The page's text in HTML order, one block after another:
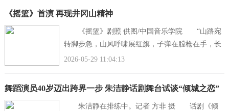
《摇篮》首演 再现井冈山精神
《摇篮》剧照 供图/中国音乐学院 “山路宛
转脚步急，山风呼啸展红旗，子弹在膛枪在手，长
途奔袭向胜利。”5月23日、24日，中国音乐学院、
2026-05-29 11:04:13
舞蹈演员40岁迈出跨界一步 朱洁静话剧舞台试谈“倾城之恋”
朱洁静在排练中。记者 方非 摄 话剧《倾